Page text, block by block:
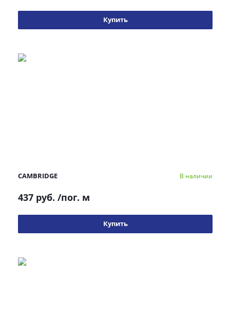
Купить
CAMBRIDGE В наличии
437 руб. /пог. м
Купить